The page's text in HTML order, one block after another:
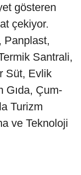
gösteren
çekiyor.
Panplast,
Santrali,
Süt, Evlik
Gıda, Çum-
Turizm
ve Teknoloji